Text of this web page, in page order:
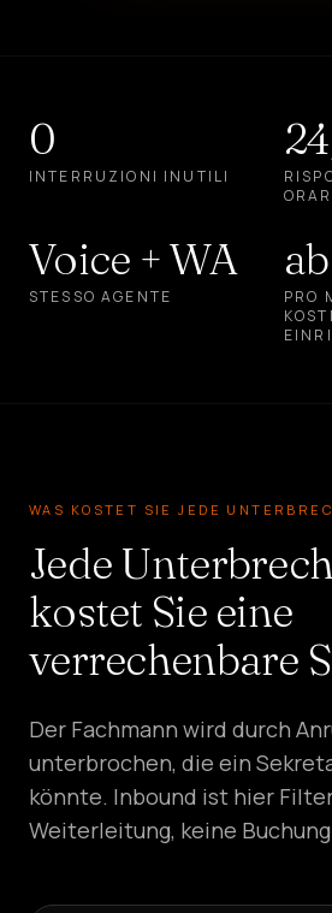
0
INTERRUZIONI INUTILI
Voice + WA
STESSO AGENTE
PRO
WAS KOSTET SIE JEDE
Jede
kostet Sie eine
verrechenbare
Der Fachmann wird durch
unterbrochen, die ein
könnte. Inbound ist hier
Weiterleitung, keine